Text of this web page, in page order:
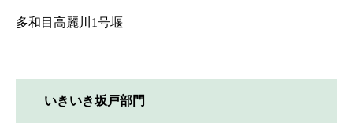
多和目高麗川1号堰
いきいき坂戸部門